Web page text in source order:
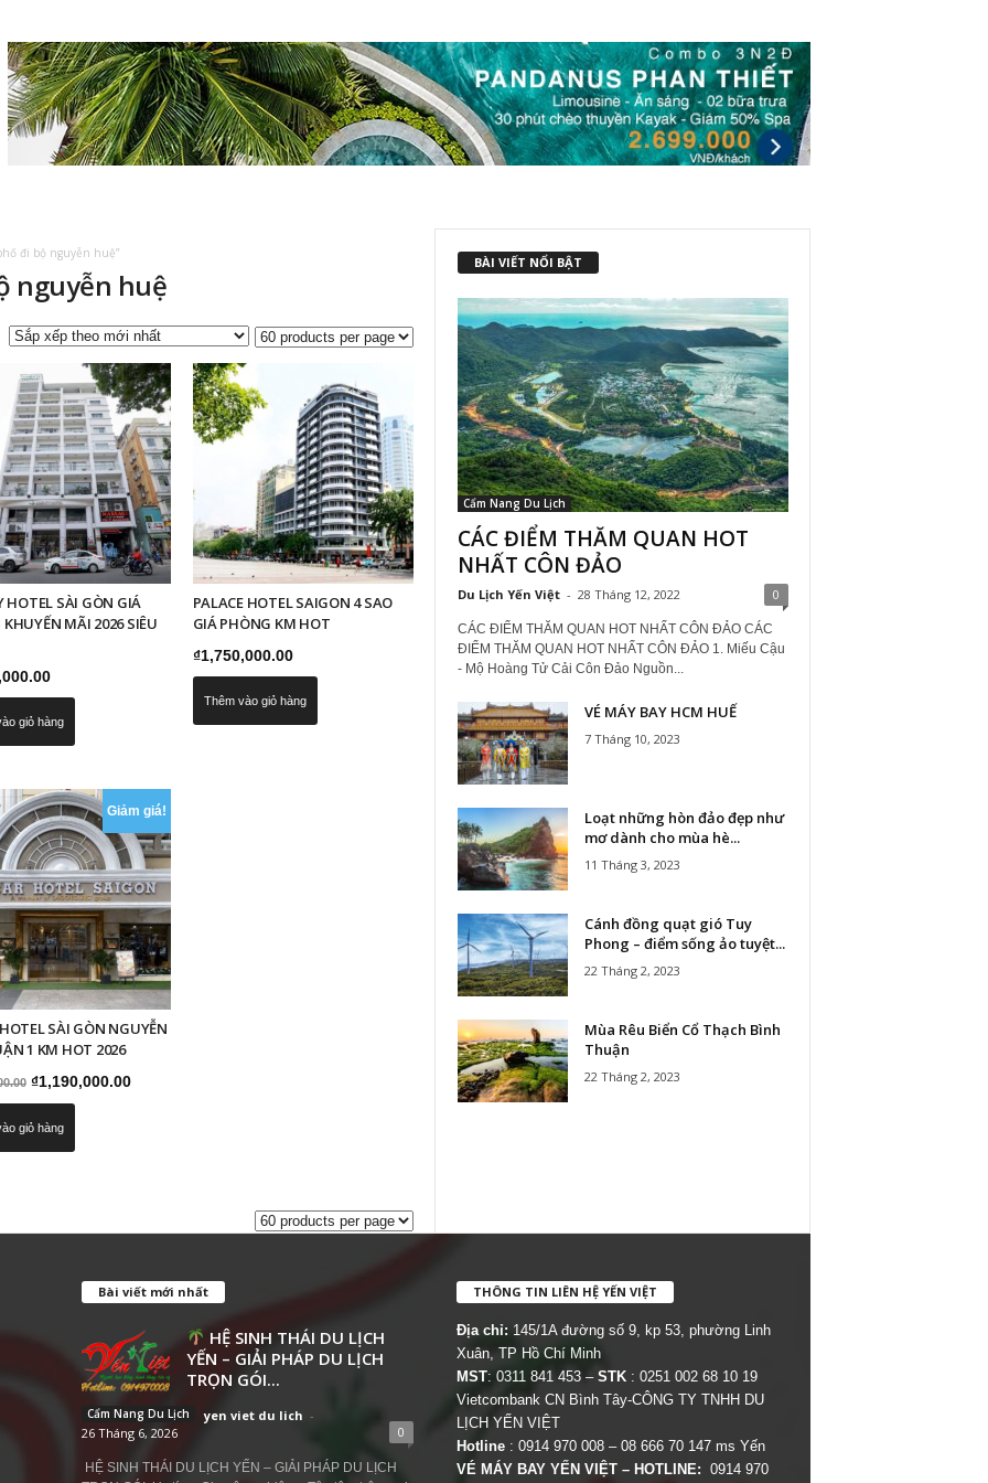
đi bộ nguyễn huệ”
nguyễn huệ
HOTEL SÀI GÒN GIÁ
KHUYẾN MÃI 2026 SIÊU
giỏ hàng
PALACE HOTEL SAIGON 4 SAO
GIÁ PHÒNG KM HOT
₫1,750,000.00
Thêm vào giỏ hàng
Giảm giá!
SÀI GÒN NGUYỄN
1 KM HOT 2026
Giá
gốc
là:
₫1,190,000.00Giá
giỏ hàng
BÀI VIẾT NỔI BẬT
Cẩm Nang Du Lịch
CÁC ĐIỂM THĂM QUAN HOT
NHẤT CÔN ĐẢO
Du Lịch Yến Việt - 28 Tháng 12, 2022 0
CÁC ĐIỂM THĂM QUAN HOT NHẤT CÔN ĐẢO CÁC
ĐIỂM THĂM QUAN HOT NHẤT CÔN ĐẢO 1. Miếu Cậu
- Mộ Hoàng Tử Cải Côn Đảo Nguồn...
VÉ MÁY BAY HCM HUẾ
7 Tháng 10, 2023
Loạt những hòn đảo đẹp như
mơ dành cho mùa hè...
11 Tháng 3, 2023
Cánh đồng quạt gió Tuy
Phong – điểm sống ảo tuyệt...
22 Tháng 2, 2023
Mùa Rêu Biển Cổ Thạch Bình
Thuận
22 Tháng 2, 2023
Bài viết mới nhất
HỆ SINH THÁI DU LỊCH
YẾN – GIẢI PHÁP DU LỊCH
TRỌN GÓI...
Cẩm Nang Du Lịch yen viet du lich -
26 Tháng 6, 2026
0
HỆ SINH THÁI DU LỊCH YẾN – GIẢI PHÁP DU LỊCH
THÔNG TIN LIÊN HỆ YẾN VIỆT
Địa chỉ: 145/1A đường số 9, kp 53, phường Linh
Xuân, TP Hồ Chí Minh
MST: 0311 841 453 – STK: 0251 002 68 10 19
Vietcombank CN Bình Tây-CÔNG TY TNHH DU
LỊCH YẾN VIỆT
Hotline : 0914 970 008 – 08 666 70 147 ms Yến
VÉ MÁY BAY YẾN VIỆT – HOTLINE: 0914 970